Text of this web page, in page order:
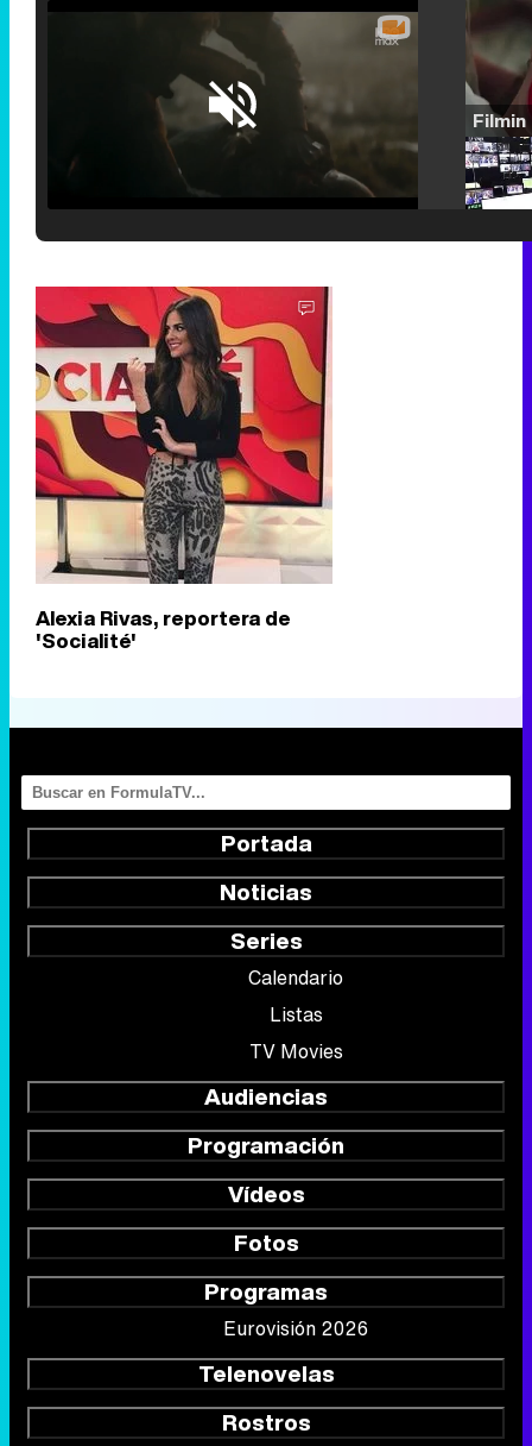
Alexia Rivas, reportera de
'Socialité'
Portada
Noticias
Series
Calendario
Listas
TV Movies
Audiencias
Programación
Vídeos
Fotos
Programas
Eurovisión 2026
Telenovelas
Rostros